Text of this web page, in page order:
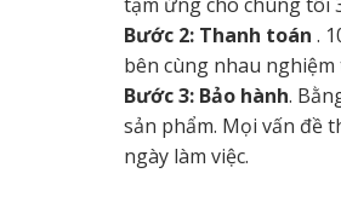
Bước 2: Thanh toán .
bên cùng nhau
Bước 3: Bảo hành.
sản phẩm. Mọi vấn đề
ngày làm việc.